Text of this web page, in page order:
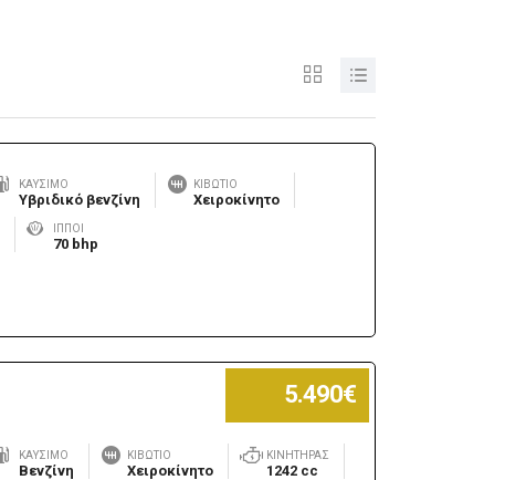
ΚΑΎΣΙΜΟ
Υβριδικό βενζίνη
ΚΙΒΏΤΙΟ
Χειροκίνητο
ΊΠΠΟΙ
70 bhp
5.490€
ΚΑΎΣΙΜΟ
Βενζίνη
ΚΙΒΏΤΙΟ
Χειροκίνητο
ΚΙΝΗΤΉΡΑΣ
1242 cc